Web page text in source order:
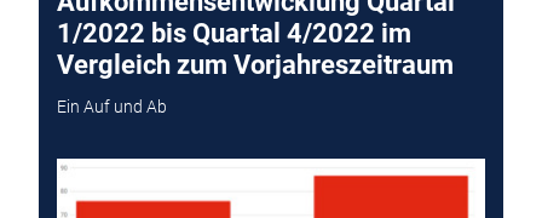
1/2022 bis Quartal 4/2022 im
Vergleich zum Vorjahreszeitraum
Ein Auf und Ab